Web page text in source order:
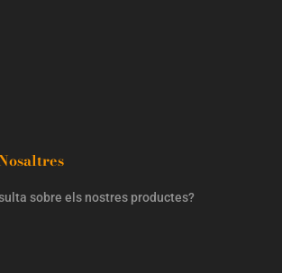
sobre els nostres productes?